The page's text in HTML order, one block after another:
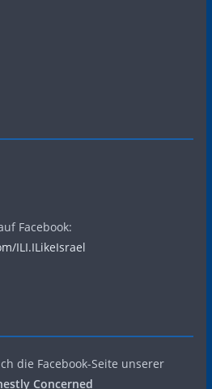
Facebook:
ILI.ILikeIsrael
die Facebook-Seite unserer
Concerned